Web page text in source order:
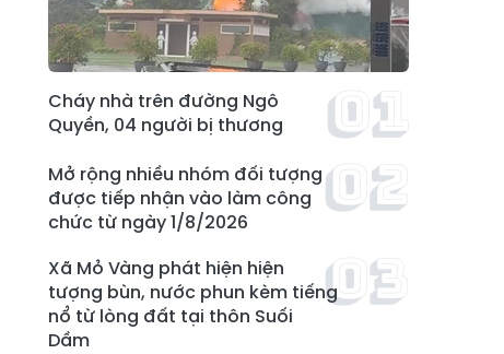
Cháy nhà trên đường Ngô
Quyền, 04 người bị thương
Mở rộng nhiều nhóm đối tượng
được tiếp nhận vào làm công
chức từ ngày 1/8/2026
Xã Mỏ Vàng phát hiện hiện
tượng bùn, nước phun kèm tiếng
nổ từ lòng đất tại thôn Suối
Dầm